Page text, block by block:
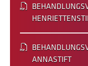
ANNASTIFT